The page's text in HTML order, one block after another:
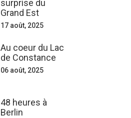
surprise du
Grand Est
17 août, 2025
Au coeur du Lac
de Constance
06 août, 2025
48 heures à
Berlin